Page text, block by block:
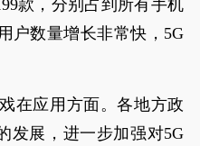
款，分别占到所有手机
户数量增长非常快，5G
在应用方面。各地方政
发展，进一步加强对5G